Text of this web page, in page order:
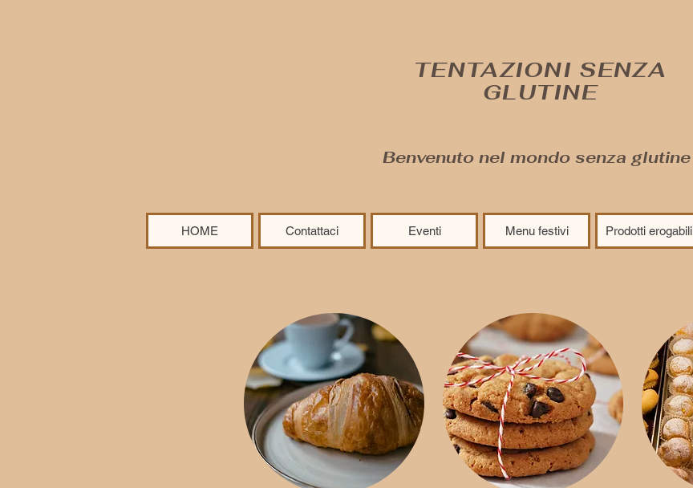
TENTAZIONI SENZA
GLUTINE
Benvenuto nel mondo senza glutine
HOME Contattaci Eventi Menu festivi Prodotti erogabili